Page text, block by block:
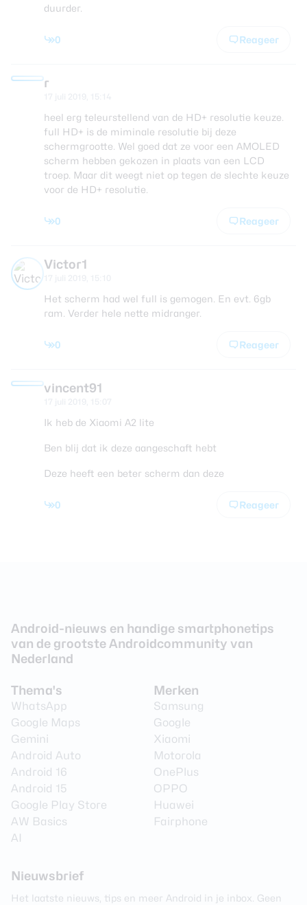
duurder.
0 Reageer
r
heel erg teleurstellend van de HD+ resolutie keuze.
full HD+ is de miminale resolutie bij deze
schermgrootte. Wel goed dat ze voor een AMOLED
scherm hebben gekozen in plaats van een LCD
troep. Maar dit weegt niet op tegen de slechte keuze
voor de HD+ resolutie.
0 Reageer
Victor1
Het scherm had wel full is gemogen. En evt. 6gb
ram. Verder hele nette midranger.
0 Reageer
vincent91
Ik heb de Xiaomi A2 lite
Ben blij dat ik deze aangeschaft hebt
Deze heeft een beter scherm dan deze
0 Reageer
Android-nieuws en handige smartphonetips
van de grootste Androidcommunity van
Nederland
Thema's
WhatsApp
Google Maps
Gemini
Android Auto
Android 16
Android 15
Google Play Store
AW Basics
AI
Merken
Samsung
Google
Xiaomi
Motorola
OnePlus
OPPO
Huawei
Fairphone
Nieuwsbrief
Het laatste nieuws, tips en meer Android in je inbox. Geen